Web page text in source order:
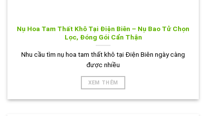
Nụ Hoa Tam Thất Khô Tại Điện Biên – Nụ Bao Tử Chọn
Lọc, Đóng Gói Cẩn Thận
Nhu cầu tìm nụ hoa tam thất khô tại Điện Biên ngày càng
được nhiều
XEM THÊM